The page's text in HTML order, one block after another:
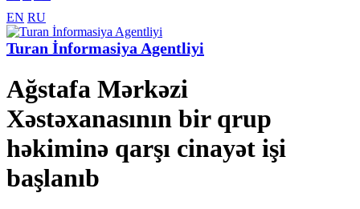
EN RU
Turan İnformasiya Agentliyi
Ağstafa Mərkəzi
Xəstəxanasının bir qrup
həkiminə qarşı cinayət işi
başlanıb